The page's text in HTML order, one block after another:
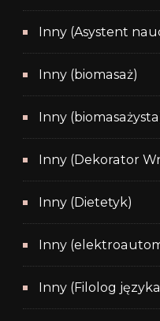
Inny (Asystent
Inny (biomasaż)
Inny
Inny (Dekorator
Inny (Dietetyk)
Inny
Inny (Filolog